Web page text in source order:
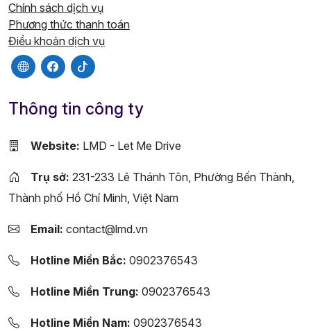
Chính sách dịch vụ
Phương thức thanh toán
Điều khoản dịch vụ
Thông tin công ty
Website: LMD - Let Me Drive
Trụ sở: 231-233 Lê Thánh Tôn, Phường Bến Thành,
Thành phố Hồ Chí Minh, Việt Nam
Email: contact@lmd.vn
Hotline Miền Bắc: 0902376543
Hotline Miền Trung: 0902376543
Hotline Miền Nam: 0902376543